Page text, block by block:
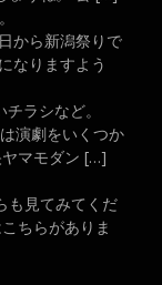
から新潟祭りで
なりますよう
ラシなど。
演劇をいくつか
マモダン […]
も見てみてくだ
ちらがありま